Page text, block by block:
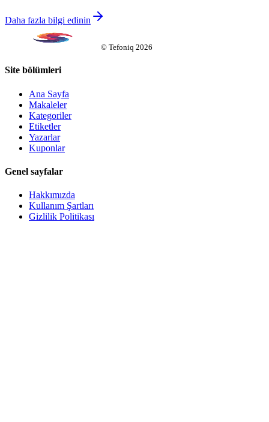
Daha fazla bilgi edinin
© Tefoniq 2026
Site bölümleri
Ana Sayfa
Makaleler
Kategoriler
Etiketler
Yazarlar
Kuponlar
Genel sayfalar
Hakkımızda
Kullanım Şartları
Gizlilik Politikası